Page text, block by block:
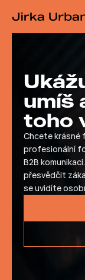
umíš
toho
Chcete krásné
profesionální
B2B
přesvědčit
se uvidíte